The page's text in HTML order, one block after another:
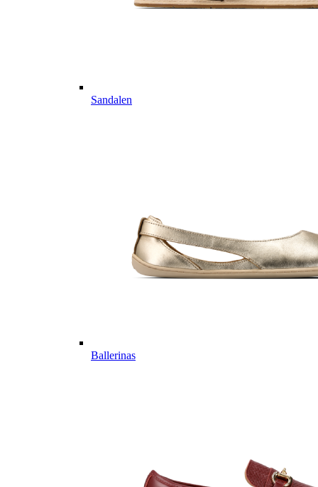
Sandalen
Ballerinas